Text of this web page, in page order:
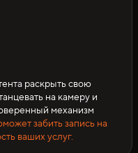
раскрыть свою
на камеру и
механизм
забить запись на
ваших услуг.